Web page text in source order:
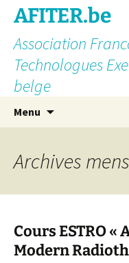
AFITER.be
Association
Technologues
belge
Menu
Archives
Cours ESTRO
Modern